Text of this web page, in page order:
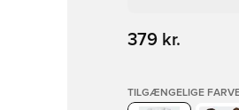
379 kr.
TILGÆNGELIGE